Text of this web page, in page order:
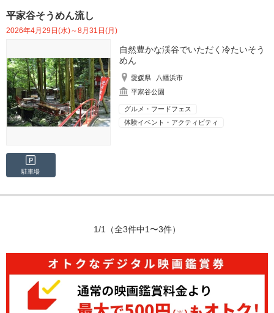
平家谷そうめん流し
2026年4月29日(水)～8月31日(月)
自然豊かな渓谷でいただく冷たいそう
めん
愛媛県
八幡浜市
平家谷公園
グルメ・フードフェス
体験イベント・アクティビティ
駐車場
1/1 （全3件中1〜3件）